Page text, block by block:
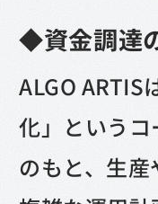
◆資金調達
ALGO ARTIS
化」という
のもと、生